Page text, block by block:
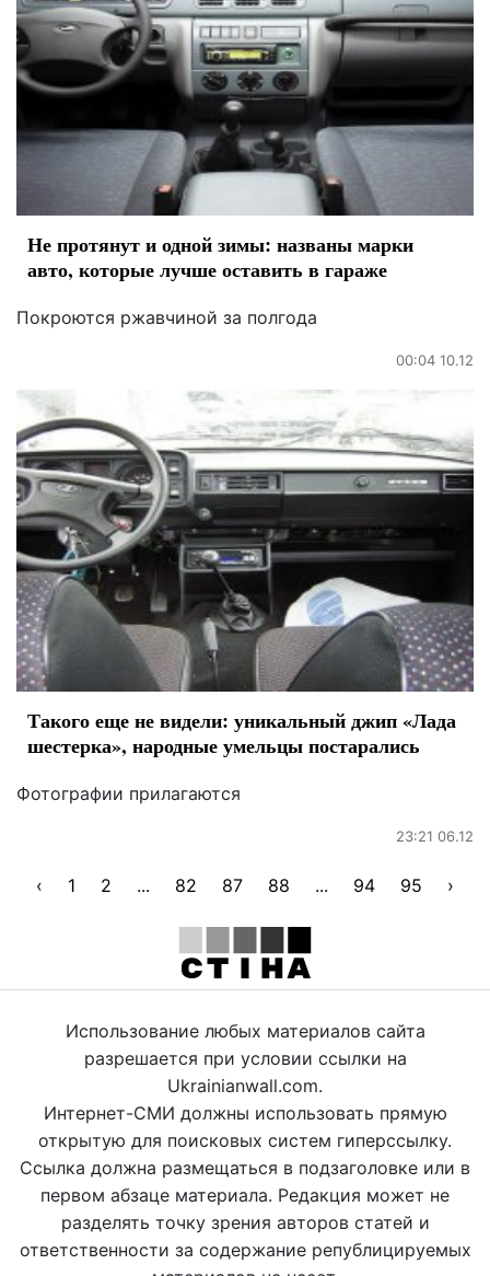
Не протянут и одной зимы: названы марки
авто, которые лучше оставить в гараже
Покроются ржавчиной за полгода
00:04 10.12
Такого еще не видели: уникальный джип «Лада
шестерка», народные умельцы постарались
Фотографии прилагаются
23:21 06.12
‹ 1 2 ... 82 87 88 ... 94 95 ›
Использование любых материалов сайта
разрешается при условии ссылки на
Ukrainianwall.com.
Интернет-СМИ должны использовать прямую
открытую для поисковых систем гиперссылку.
Ссылка должна размещаться в подзаголовке или в
первом абзаце материала. Редакция может не
разделять точку зрения авторов статей и
ответственности за содержание републицируемых